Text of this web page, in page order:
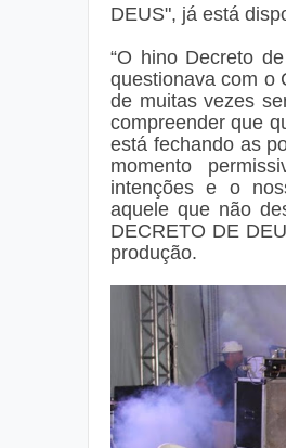
DEUS", já está
“O hino Decreto
questionava com o
de muitas vezes
compreender que
está fechando as
momento
intenções e o
aquele que não
DECRETO DE
produção.